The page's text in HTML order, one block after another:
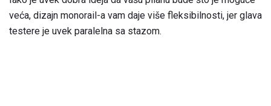
veća, dizajn monorail-a vam daje više fleksibilnosti, jer glava
testere je uvek paralelna sa stazom.